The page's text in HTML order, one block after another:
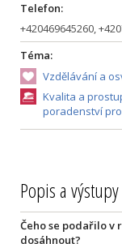
Telefon:
+420469645260,
Téma:
Vzdělávání a
Kvalita a
poradenství
Popis a výstupy
Čeho se podařilo v
dosáhnout?